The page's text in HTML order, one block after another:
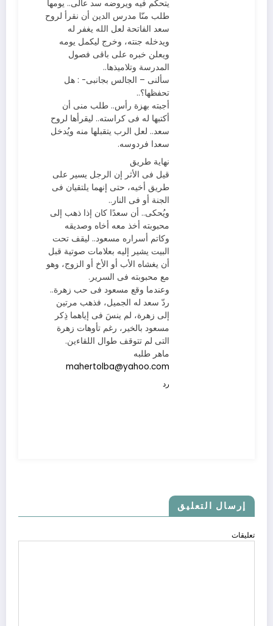
يتحكم فيه ويروضه سد عالى.. يومها
طلب منّا مدرس الدين أن نقرأ لروح
سعد الفاتحة لعل الله يغفر له
ويدخله جنته، وخرج ليكمل يومه
ويعلن خبره على باقى فصول
المدرسة وتلاميذها..
سألنى – الجالس بجانبى- : هل
تحفظها؟..
أجبته بهزة رأس.. طلب منى أن
أكتبها له فى كراسته.. ليقرأها لروح
سعد.. لعل الرب يتقبلها منه ويُدخل
سعدا فردوسه.
نهاية طريق
قيل فى الأثر إن الرجل يسير على
طريق أخيه، حتى إنهما يلتقيان فى
الجنة أو فى النار..
ويُحكى.. أن سعدًا كان إذا ذهب إلى
محبوبته أخذ معه أخاه وصديقه
وكاتم أسراره مسعود.. ليقف تحت
البيت يشير إليه بعلامات صوتية قبل
أن يغشاه الأب أو الأخ أو الزوج، وهو
مع محبوبته فى السرير.
وعندما وقع مسعود فى حب زهرة..
ردّ سعد له الجميل، فذهب مرتين
إلى زهرة، لم ينسَ فى إياهما ذِكر
مسعود بالخير، رغم تأوهات زهرة
التى لم تتوقف طوال اللقاءين.
ماهر طلبه
mahertolba@yahoo.com
رد
إرسال التعليق
تعليقات